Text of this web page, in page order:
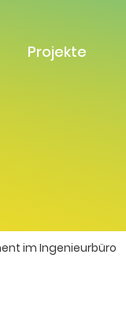
Projekte
im Ingenieurbüro